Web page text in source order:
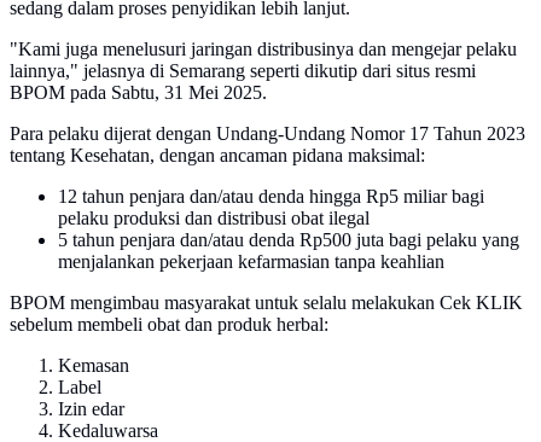
sedang dalam proses penyidikan lebih lanjut.
"Kami juga menelusuri jaringan distribusinya dan mengejar pelaku
lainnya," jelasnya di Semarang seperti dikutip dari situs resmi
BPOM pada Sabtu, 31 Mei 2025.
Para pelaku dijerat dengan Undang-Undang Nomor 17 Tahun 2023
tentang Kesehatan, dengan ancaman pidana maksimal:
12 tahun penjara dan/atau denda hingga Rp5 miliar bagi
pelaku produksi dan distribusi obat ilegal
5 tahun penjara dan/atau denda Rp500 juta bagi pelaku yang
menjalankan pekerjaan kefarmasian tanpa keahlian
BPOM mengimbau masyarakat untuk selalu melakukan Cek KLIK
sebelum membeli obat dan produk herbal:
Kemasan
Label
Izin edar
Kedaluwarsa